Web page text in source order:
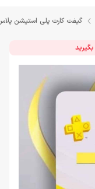
گیفت کارت پلی استیشن